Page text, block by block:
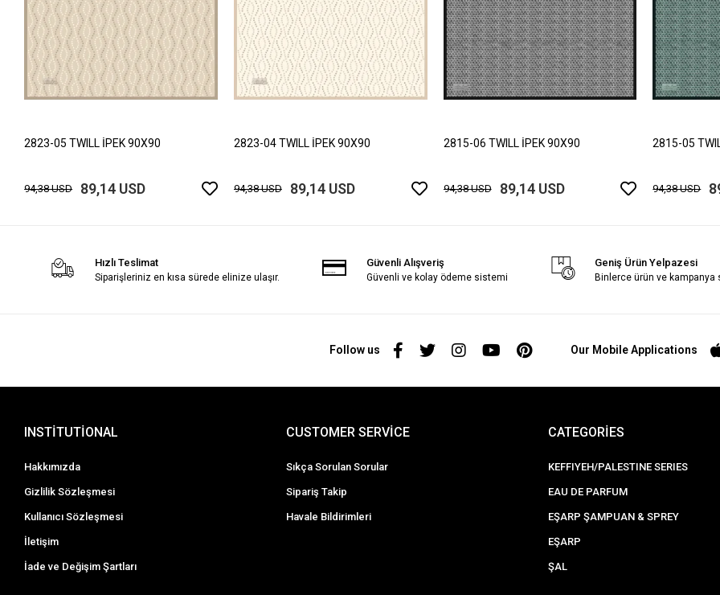
2823-05 TWILL İPEK 90X90
94,38 USD 89,14 USD
2823-04 TWILL İPEK 90X90
94,38 USD 89,14 USD
2815-06 TWILL İPEK 90X90
94,38 USD 89,14 USD
2815-05
94,38 USD
Hızlı Teslimat
Siparişleriniz en kısa sürede elinize ulaşır.
Güvenli Alışveriş
Güvenli ve kolay ödeme sistemi
Geniş Ürün Yelpazesi
Binlerce ürün ve kampanya
Follow us Our Mobile Applications
INSTİTUTİONAL
Hakkımızda
Gizlilik Sözleşmesi
Kullanıcı Sözleşmesi
İletişim
İade ve Değişim Şartları
CUSTOMER SERVİCE
Sıkça Sorulan Sorular
Sipariş Takip
Havale Bildirimleri
CATEGORİES
KEFFIYEH/PALESTINE SERIES
EAU DE PARFUM
EŞARP ŞAMPUAN & SPREY
EŞARP
ŞAL